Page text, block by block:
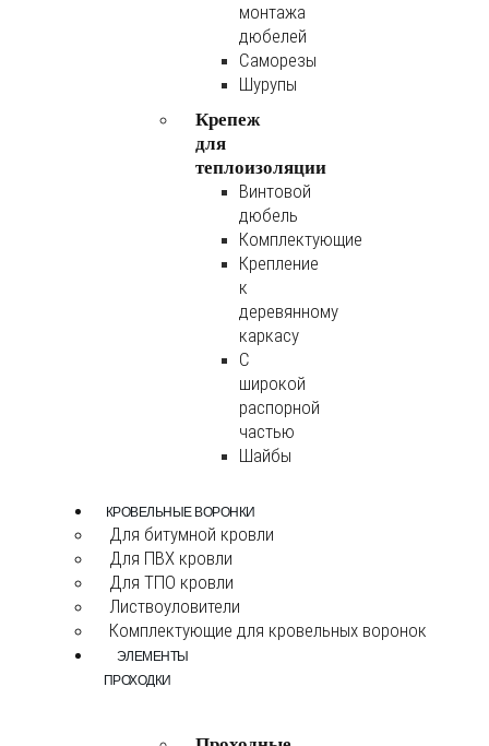
монтажа
дюбелей
Саморезы
Шурупы
Крепеж
для
теплоизоляции
Винтовой
дюбель
Комплектующие
Крепление
к
деревянному
каркасу
С
широкой
распорной
частью
Шайбы
КРОВЕЛЬНЫЕ ВОРОНКИ
Для битумной кровли
Для ПВХ кровли
Для ТПО кровли
Листвоуловители
Комплектующие для кровельных воронок
ЭЛЕМЕНТЫ
ПРОХОДКИ